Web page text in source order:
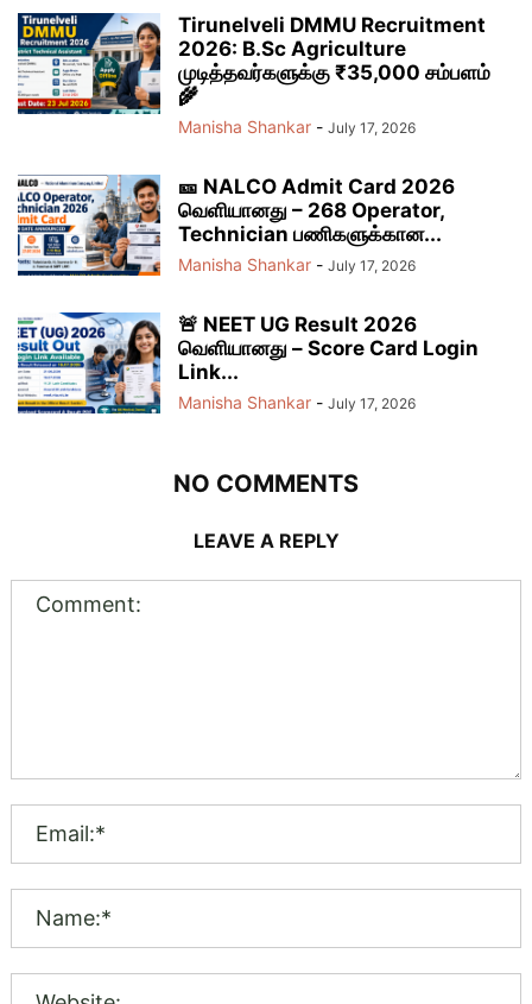
Tirunelveli DMMU Recruitment
2026: B.Sc Agriculture
முடித்தவர்களுக்கு ₹35,000 சம்பளம்
🌾
Manisha Shankar - July 17, 2026
🎫 NALCO Admit Card 2026
வெளியானது – 268 Operator,
Technician பணிகளுக்கான...
Manisha Shankar - July 17, 2026
🚨 NEET UG Result 2026
வெளியானது – Score Card Login
Link...
Manisha Shankar - July 17, 2026
NO COMMENTS
LEAVE A REPLY